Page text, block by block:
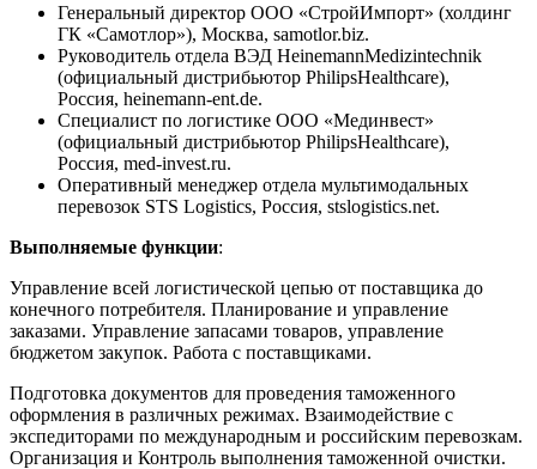
Генеральный директор ООО «СтройИмпорт» (холдинг
ГК «Самотлор»), Москва, samotlor.biz.
Руководитель отдела ВЭД HeinemannMedizintechnik
(официальный дистрибьютор PhilipsHealthcare),
Россия, heinemann-ent.de.
Специалист по логистике ООО «Мединвест»
(официальный дистрибьютор PhilipsHealthcare),
Россия, med-invest.ru.
Оперативный менеджер отдела мультимодальных
перевозок STS Logistics, Россия, stslogistics.net.
Выполняемые функции:
Управление всей логистической цепью от поставщика до
конечного потребителя. Планирование и управление
заказами. Управление запасами товаров, управление
бюджетом закупок. Работа с поставщиками.
Подготовка документов для проведения таможенного
оформления в различных режимах. Взаимодействие с
экспедиторами по международным и российским перевозкам.
Организация и Контроль выполнения таможенной очистки.